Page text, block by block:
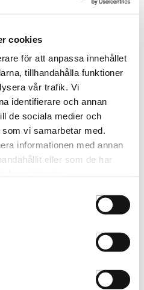
cookies
för att anpassa innehållet
tillhandahålla funktioner
vår trafik. Vi
identifierare och annan
de sociala medier och
vi samarbetar med.
informationen med annan
eller som de har
och se hela Salon
utbud.
eng/home
SHAMPONERINGAR